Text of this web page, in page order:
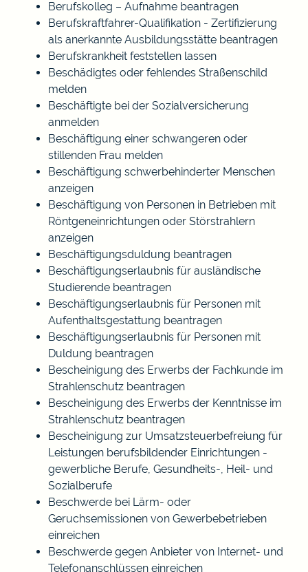
Berufskolleg – Aufnahme beantragen
Berufskraftfahrer-Qualifikation - Zertifizierung
als anerkannte Ausbildungsstätte beantragen
Berufskrankheit feststellen lassen
Beschädigtes oder fehlendes Straßenschild
melden
Beschäftigte bei der Sozialversicherung
anmelden
Beschäftigung einer schwangeren oder
stillenden Frau melden
Beschäftigung schwerbehinderter Menschen
anzeigen
Beschäftigung von Personen in Betrieben mit
Röntgeneinrichtungen oder Störstrahlern
anzeigen
Beschäftigungsduldung beantragen
Beschäftigungserlaubnis für ausländische
Studierende beantragen
Beschäftigungserlaubnis für Personen mit
Aufenthaltsgestattung beantragen
Beschäftigungserlaubnis für Personen mit
Duldung beantragen
Bescheinigung des Erwerbs der Fachkunde im
Strahlenschutz beantragen
Bescheinigung des Erwerbs der Kenntnisse im
Strahlenschutz beantragen
Bescheinigung zur Umsatzsteuerbefreiung für
Leistungen berufsbildender Einrichtungen -
gewerbliche Berufe, Gesundheits-, Heil- und
Sozialberufe
Beschwerde bei Lärm- oder
Geruchsemissionen von Gewerbebetrieben
einreichen
Beschwerde gegen Anbieter von Internet- und
Telefonanschlüssen einreichen